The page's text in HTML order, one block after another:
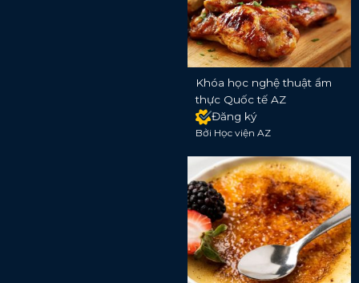
Khóa học nghệ thuật ẩm
thực Quốc tế AZ
Đăng ký
Bởi Học viện AZ